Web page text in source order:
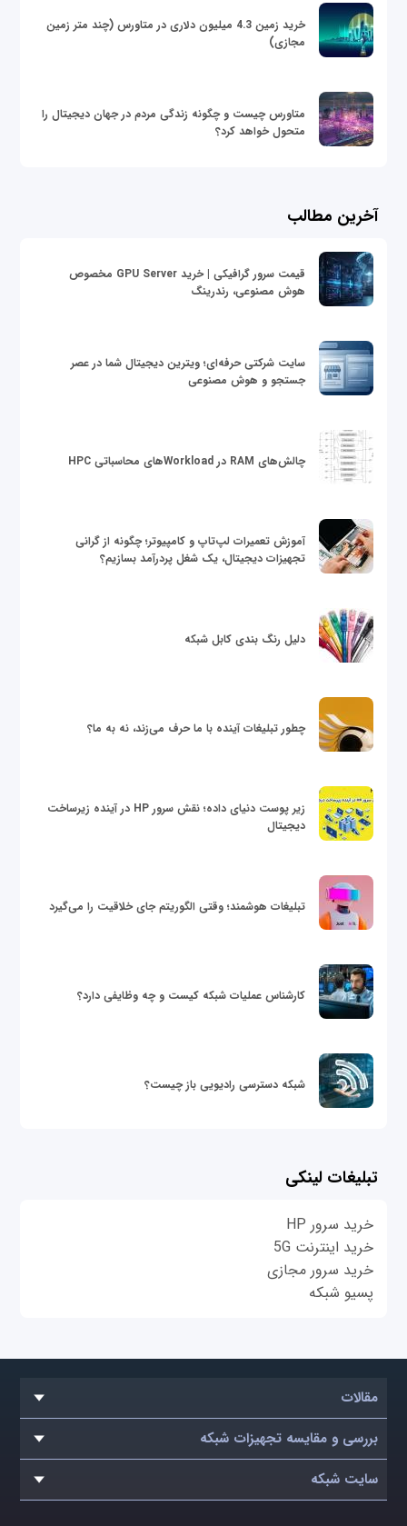
خرید زمین 4.3 میلیون دلاری در متاورس (چند متر زمین
مجازی)
متاورس چیست و چگونه زندگی مردم در جهان دیجیتال را
متحول خواهد کرد؟
آخرین مطالب
قیمت سرور گرافیکی | خرید GPU Server مخصوص
هوش مصنوعی، رندرینگ
سایت شرکتی حرفه‌ای؛ ویترین دیجیتال شما در عصر
جستجو و هوش مصنوعی
چالش‌های RAM در Workloadهای محاسباتی HPC
آموزش تعمیرات لپ‌تاپ و کامپیوتر؛ چگونه از گرانی
تجهیزات دیجیتال، یک شغل پردرآمد بسازیم؟
دلیل رنگ بندی کابل شبکه
چطور تبلیغات آینده با ما حرف می‌زند، نه به ما؟
زیر پوست دنیای داده؛ نقش سرور HP در آینده زیرساخت
دیجیتال
تبلیغات هوشمند؛ وقتی الگوریتم جای خلاقیت را می‌گیرد
کارشناس عملیات شبکه کیست و چه وظایفی دارد؟
شبکه دسترسی رادیویی باز چیست؟
تبلیغات لینکی
خرید سرور HP
خرید اینترنت 5G
خرید سرور مجازی
پسیو شبکه
مقالات
بررسی و مقایسه تجهیزات شبکه
سایت شبکه